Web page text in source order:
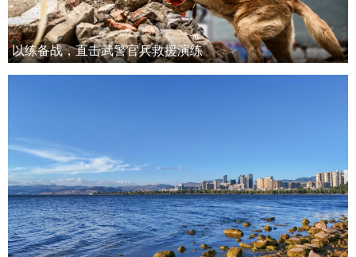
以练备战，直击武警官兵救援演练